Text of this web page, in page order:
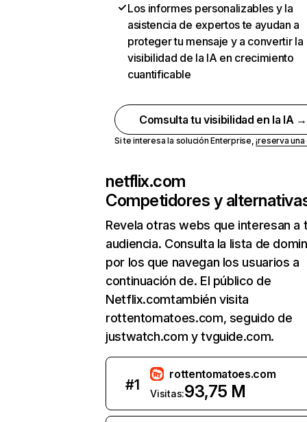
Los informes personalizables y la
asistencia de expertos te ayudan a
proteger tu mensaje y a convertir la
visibilidad de la IA en crecimiento
cuantificable
Comsulta tu visibilidad en la IA →
Si te interesa la solución Enterprise,¡reserva
netflix.com
Competidores y
Revela otras webs que interesan a
audiencia. Consulta la lista de
por los que navegan los usuarios a
continuación de. El público de
Netflix.comtambién visita
rottentomatoes.com, seguido de
justwatch.com y tvguide.com.
#1
rottentomatoes.com
Visitas:93,75 M